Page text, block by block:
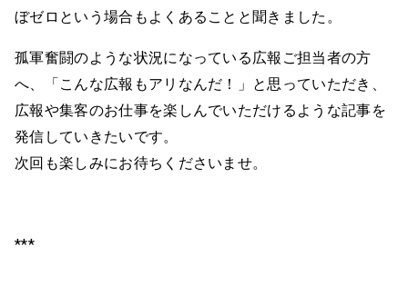
ぼゼロという場合もよくあることと聞きました。
孤軍奮闘のような状況になっている広報ご担当者の方
へ、「こんな広報もアリなんだ！」と思っていただき、
広報や集客のお仕事を楽しんでいただけるような記事を
発信していきたいです。
次回も楽しみにお待ちくださいませ。
***